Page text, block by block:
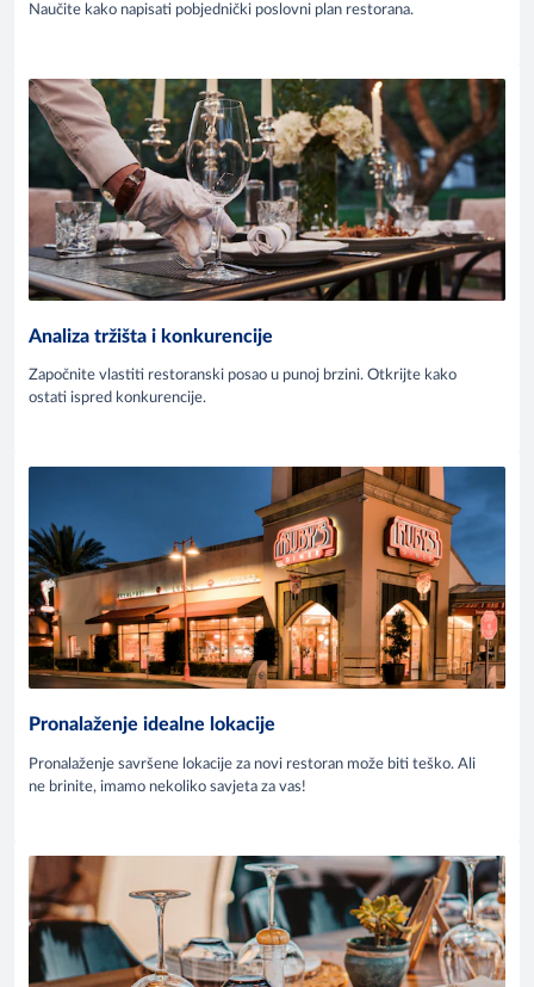
Naučite kako napisati pobjednički poslovni plan restorana.
Analiza tržišta i konkurencije
Započnite vlastiti restoranski posao u punoj brzini. Otkrijte kako
ostati ispred konkurencije.
Pronalaženje idealne lokacije
Pronalaženje savršene lokacije za novi restoran može biti teško. Ali
ne brinite, imamo nekoliko savjeta za vas!